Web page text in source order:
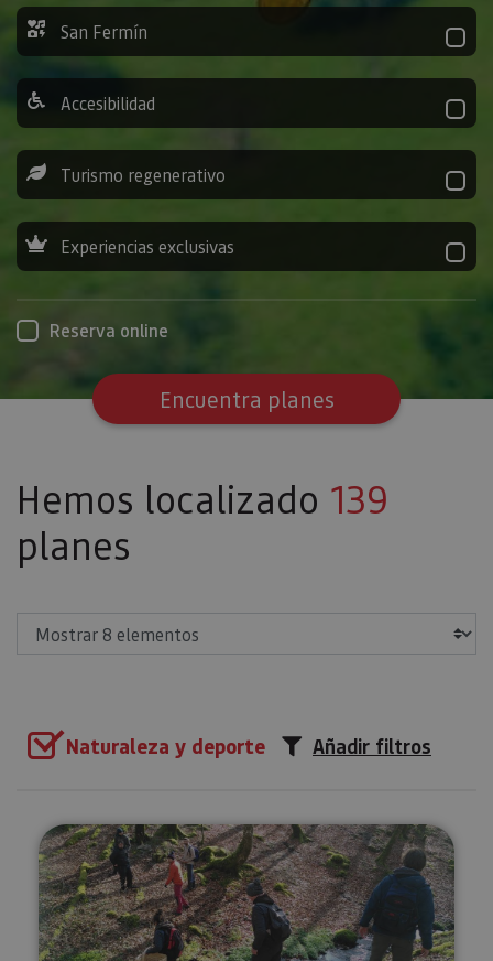
San Fermín
Accesibilidad
Turismo regenerativo
Experiencias exclusivas
Reserva online
Encuentra planes
Hemos localizado 139
planes
Naturaleza y deporte Añadir filtros
Recolección de setas en